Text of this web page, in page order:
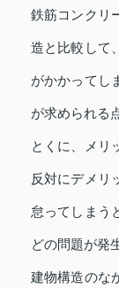
鉄筋コンクリ
造と比較して
がかかってし
が求められる
とくに、メリ
反対にデメリ
怠ってしまう
どの問題が発
建物構造のな